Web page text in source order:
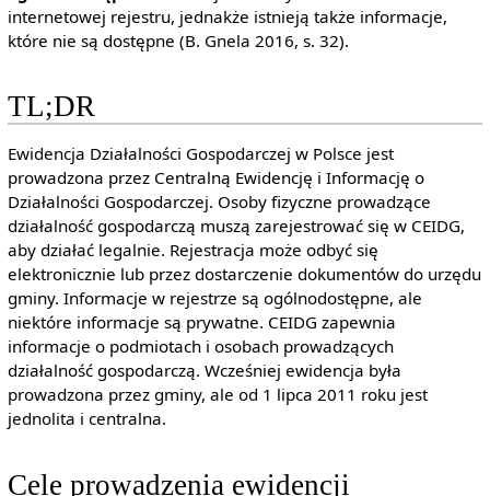
internetowej rejestru, jednakże istnieją także informacje,
które nie są dostępne (B. Gnela 2016, s. 32).
TL;DR
Ewidencja Działalności Gospodarczej w Polsce jest
prowadzona przez Centralną Ewidencję i Informację o
Działalności Gospodarczej. Osoby fizyczne prowadzące
działalność gospodarczą muszą zarejestrować się w CEIDG,
aby działać legalnie. Rejestracja może odbyć się
elektronicznie lub przez dostarczenie dokumentów do urzędu
gminy. Informacje w rejestrze są ogólnodostępne, ale
niektóre informacje są prywatne. CEIDG zapewnia
informacje o podmiotach i osobach prowadzących
działalność gospodarczą. Wcześniej ewidencja była
prowadzona przez gminy, ale od 1 lipca 2011 roku jest
jednolita i centralna.
Cele prowadzenia ewidencji